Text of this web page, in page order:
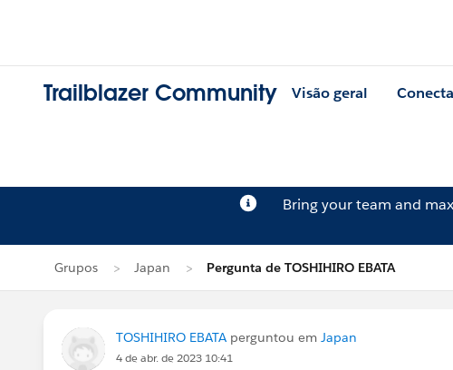
Trailblazer Community Visão geral
Bring your team and
Grupos Japan Pergunta de TOSHIHIRO EBATA
TOSHIHIRO EBATA perguntou em Japan
4 de abr. de 2023 10:41